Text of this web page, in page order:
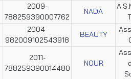
2009-
788259390007762
NADA
2004-
982009102543918
BEAUTY
2011-
788259390014480
NOUR